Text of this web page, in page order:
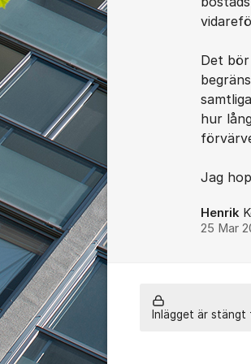
Det
hur
Jag
Henrik
25 Mar
Inlägget är stängt